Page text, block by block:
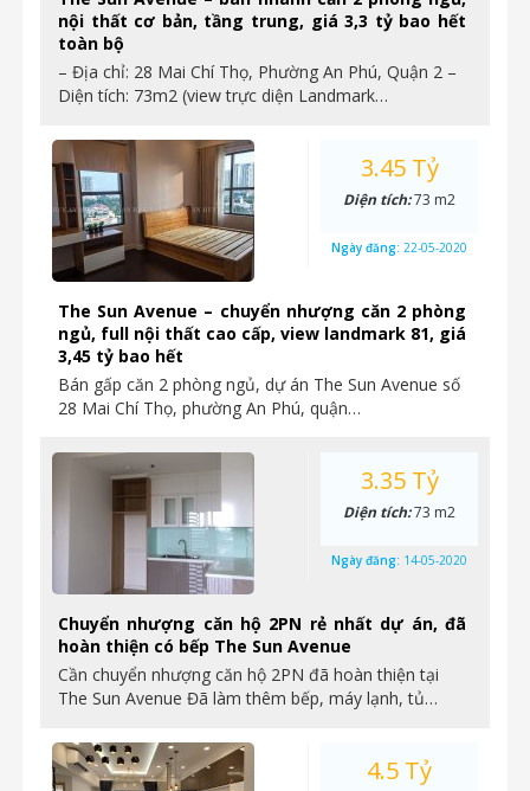
nội thất cơ bản, tầng trung, giá 3,3 tỷ bao hết
toàn bộ
– Địa chỉ: 28 Mai Chí Thọ, Phường An Phú, Quận 2 –
Diện tích: 73m2 (view trực diện Landmark…
The Sun Avenue – chuyển nhượng căn 2 phòng
ngủ, full nội thất cao cấp, view landmark 81, giá
3,45 tỷ bao hết
Bán gấp căn 2 phòng ngủ, dự án The Sun Avenue số
28 Mai Chí Thọ, phường An Phú, quận…
3.45 Tỷ
Diện tích:73 m2
Ngày đăng: 22-05-2020
Chuyển nhượng căn hộ 2PN rẻ nhất dự án, đã
hoàn thiện có bếp The Sun Avenue
Cần chuyển nhượng căn hộ 2PN đã hoàn thiện tại
The Sun Avenue Đã làm thêm bếp, máy lạnh, tủ…
3.35 Tỷ
Diện tích:73 m2
Ngày đăng: 14-05-2020
4.5 Tỷ